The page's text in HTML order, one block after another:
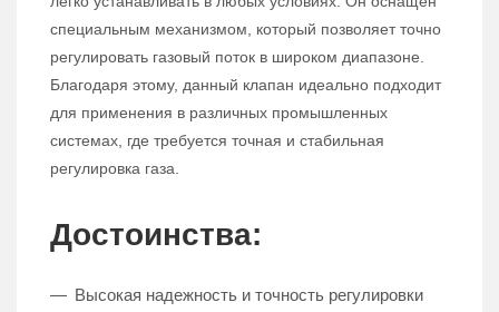
специальным механизмом, который позволяет точно
регулировать газовый поток в широком диапазоне.
Благодаря этому, данный клапан идеально подходит
для применения в различных промышленных
системах, где требуется точная и стабильная
регулировка газа.
Достоинства:
Высокая надежность и точность регулировки